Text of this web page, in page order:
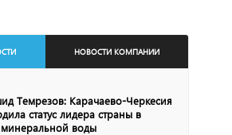
НОВОСТИ КОМПАНИИ
Темрезов: Карачаево-Черкесия
статус лидера страны в
минеральной воды